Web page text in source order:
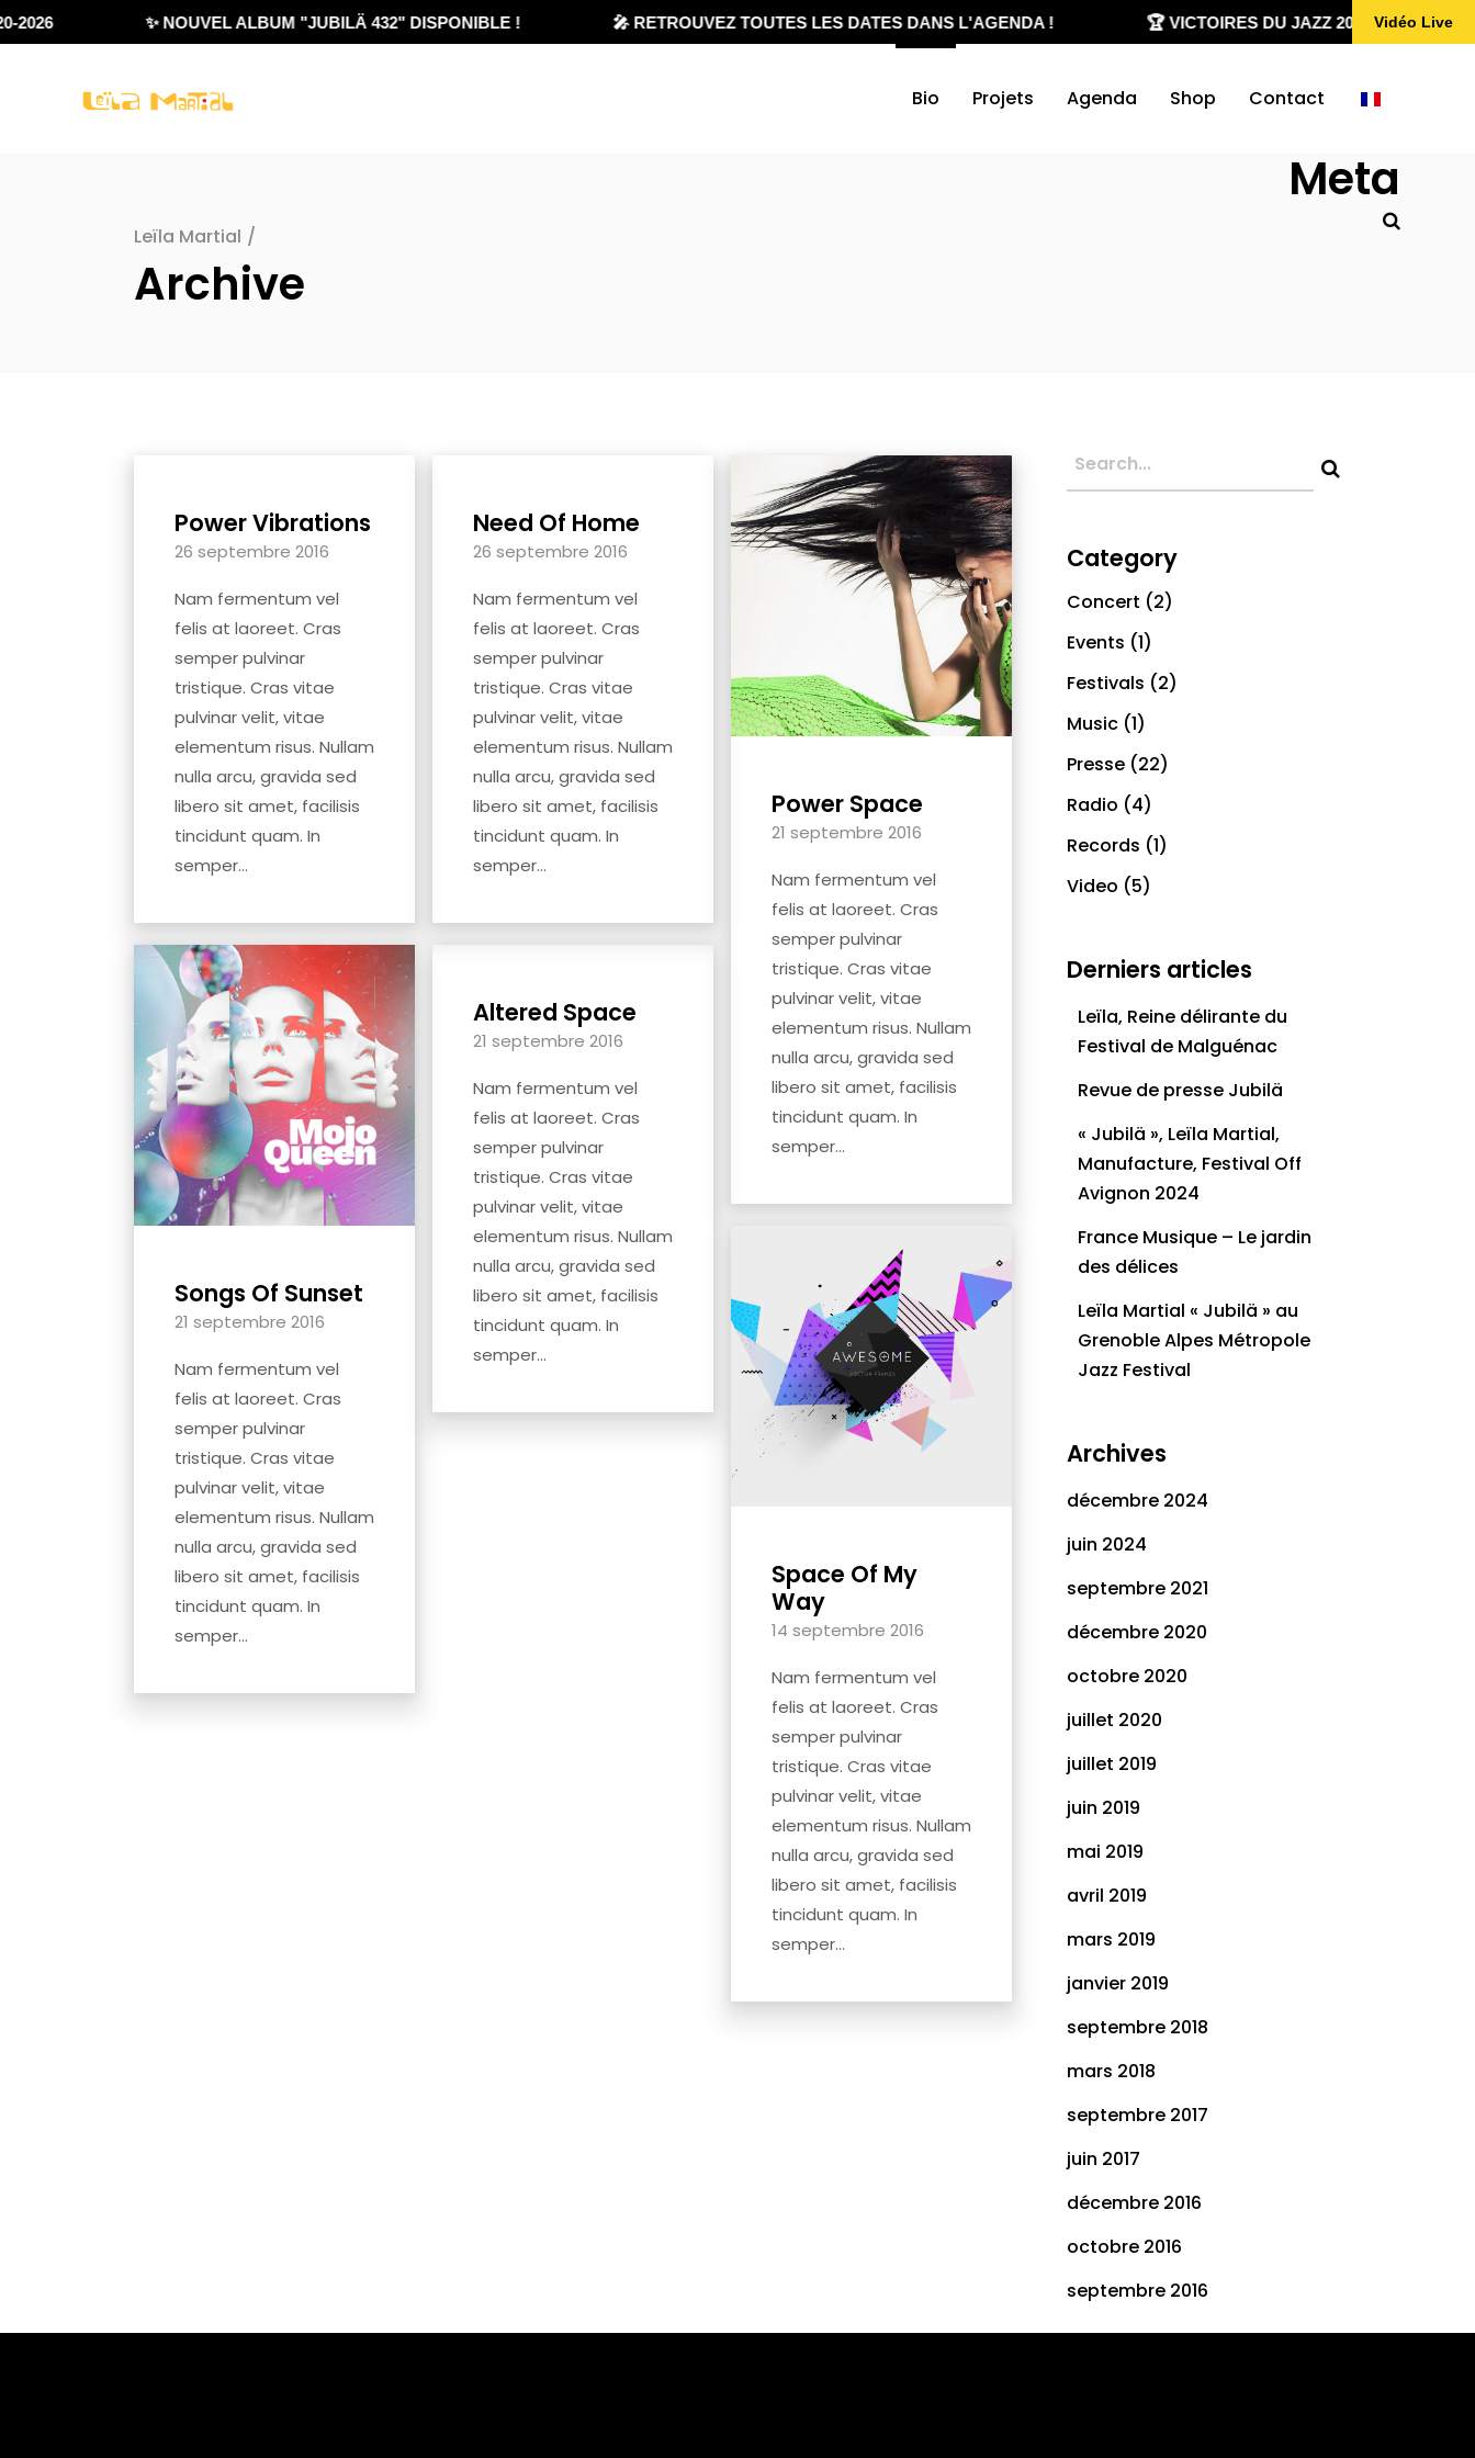
✨ NOUVEL ALBUM "JUBILÄ 432" DISPONIBLE ! 🎤 RETROUVEZ TOUTES LES DATES DANS L'AGENDA ! 🏆 VICTOIRES DU JAZZ 2020-2026Vidéo Live
Bio Projets Agenda Shop Contact
Meta
Leïla Martial /
Archive
Power Vibrations
26 septembre 2016
Nam fermentum vel
felis at laoreet. Cras
semper pulvinar
tristique. Cras vitae
pulvinar velit, vitae
elementum risus. Nullam
nulla arcu, gravida sed
libero sit amet, facilisis
tincidunt quam. In
semper...
Need Of Home
26 septembre 2016
Nam fermentum vel
felis at laoreet. Cras
semper pulvinar
tristique. Cras vitae
pulvinar velit, vitae
elementum risus. Nullam
nulla arcu, gravida sed
libero sit amet, facilisis
tincidunt quam. In
semper...
Power Space
21 septembre 2016
Nam fermentum vel
felis at laoreet. Cras
semper pulvinar
tristique. Cras vitae
pulvinar velit, vitae
elementum risus. Nullam
nulla arcu, gravida sed
libero sit amet, facilisis
tincidunt quam. In
semper...
Songs Of Sunset
21 septembre 2016
Nam fermentum vel
felis at laoreet. Cras
semper pulvinar
tristique. Cras vitae
pulvinar velit, vitae
elementum risus. Nullam
nulla arcu, gravida sed
libero sit amet, facilisis
tincidunt quam. In
semper...
Altered Space
21 septembre 2016
Nam fermentum vel
felis at laoreet. Cras
semper pulvinar
tristique. Cras vitae
pulvinar velit, vitae
elementum risus. Nullam
nulla arcu, gravida sed
libero sit amet, facilisis
tincidunt quam. In
semper...
Space Of My
Way
14 septembre 2016
Nam fermentum vel
felis at laoreet. Cras
semper pulvinar
tristique. Cras vitae
pulvinar velit, vitae
elementum risus. Nullam
nulla arcu, gravida sed
libero sit amet, facilisis
tincidunt quam. In
semper...
Category
Concert (2)
Events (1)
Festivals (2)
Music (1)
Presse (22)
Radio (4)
Records (1)
Video (5)
Derniers articles
Leïla, Reine délirante du
Festival de Malguénac
Revue de presse Jubilä
« Jubilä », Leïla Martial,
Manufacture, Festival Off
Avignon 2024
France Musique – Le jardin
des délices
Leïla Martial « Jubilä » au
Grenoble Alpes Métropole
Jazz Festival
Archives
décembre 2024
juin 2024
septembre 2021
décembre 2020
octobre 2020
juillet 2020
juillet 2019
juin 2019
mai 2019
avril 2019
mars 2019
janvier 2019
septembre 2018
mars 2018
septembre 2017
juin 2017
décembre 2016
octobre 2016
septembre 2016